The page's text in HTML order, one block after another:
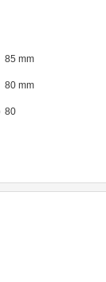
85 mm
80 mm
80